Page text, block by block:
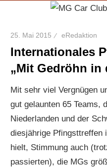
25. Mai 2015 eRedaktion
Internationales
„Mit Gedröhn in
Mit sehr viel Vergnügen
gut gelaunten 65 Teams,
Niederlanden und der
diesjährige Pfingsttreffen
hielt, Stimmung auch
passierten), die MGs